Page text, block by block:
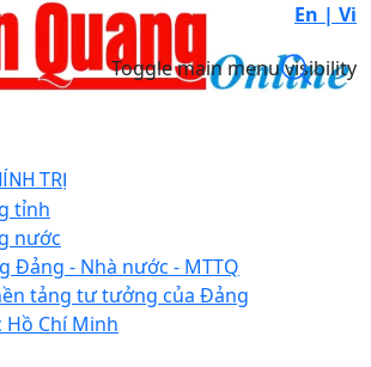
En | Vi
Toggle main menu visibility
TRỊ
tỉnh
nước
Đảng - Nhà nước - MTTQ
tảng tư tưởng của Đảng
Chí Minh